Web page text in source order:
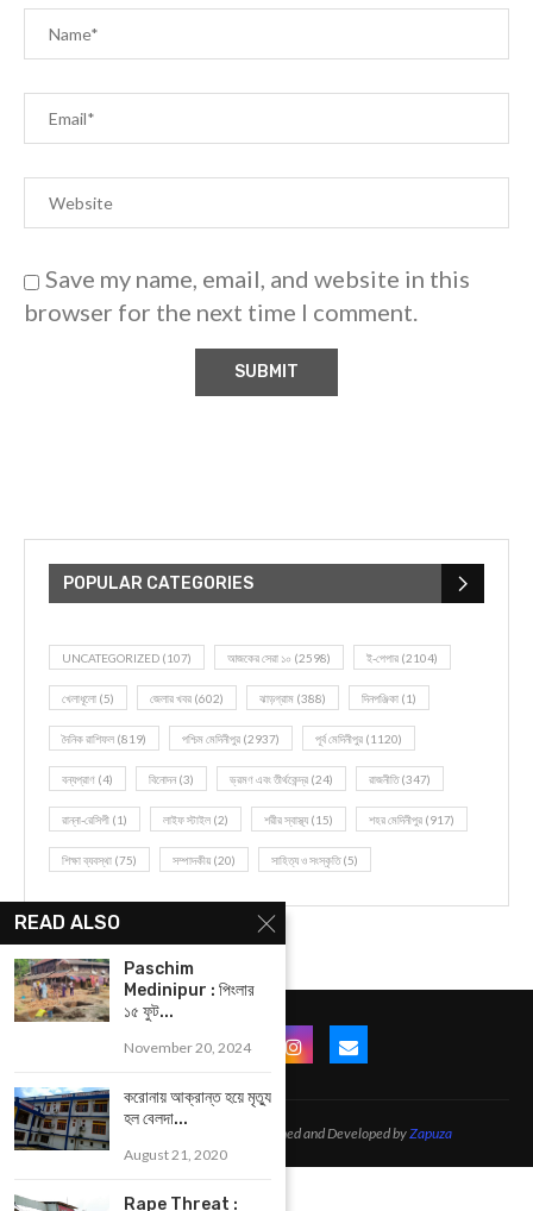
Save my name, email, and website in this
browser for the next time I comment.
POPULAR CATEGORIES
UNCATEGORIZED (107) আজকের সেরা ১০ (2598) ই-পেপার (2104)
খেলাধূলো (5) জেলার খবর (602) ঝাড়গ্রাম (388) দিনপঞ্জিকা (1)
দৈনিক রাশিফল (819) পশ্চিম মেদিনীপুর (2937) পূর্ব মেদিনীপুর (1120)
বন্যপ্রাণ (4) বিনোদন(3) ভ্রমণ এবং তীর্থকেন্দ্র (24) রাজনীতি(347)
রান্না-রেসিপী (1) লাইফ স্টাইল (2) শরীর স্বাস্থ্য (15) শহর মেদিনীপুর (917)
শিক্ষা ব্যবস্থা (75) সম্পাদকীয় (20) সাহিত্য ও সংস্কৃতি(5)
@2021 - All Right Reserved. Designed and Developed byZapuza
READ ALSO
Paschim
Medinipur : পিংলার
১৫ ফুট...
November 20, 2024
করোনায় আক্রান্ত হয়ে মৃত্যু
হল বেলদা...
August 21, 2020
Rape Threat :